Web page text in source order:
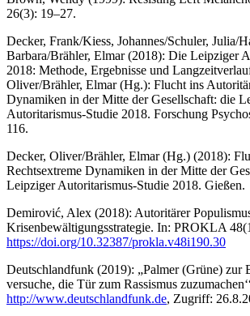
26(3): 19–27.
Decker, Frank/Kiess, Johannes/Schuler, Julia/
Barbara/Brähler, Elmar (2018): Die Leipziger
2018: Methode, Ergebnisse und
Oliver/Brähler, Elmar (Hg.): Flucht ins
Dynamiken in der Mitte der Gesellschaft: die
Autoritarismus-Studie 2018. Forschung
116.
Decker, Oliver/Brähler, Elmar (Hg.) (2018):
Rechtsextreme Dynamiken in der Mitte der
Leipziger Autoritarismus-Studie 2018. Gießen.
Demirović, Alex (2018): Autoritärer
Krisenbewältigungsstrategie. In: PROKLA
https://doi.org/10.32387/prokla.v48i190.30
Deutschlandfunk (2019): „Palmer (Grüne) zur
versuche, die Tür zum Rassismus
http://www.deutschlandfunk.de, Zugriff: